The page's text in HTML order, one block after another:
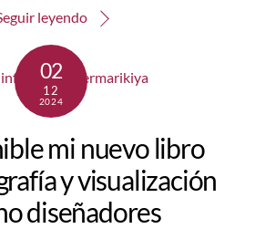
leyendo
02
12
2024
mi nuevo libro
y visualización
diseñadores